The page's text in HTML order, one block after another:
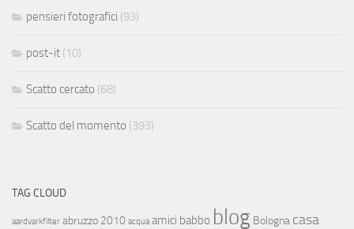
pensieri fotografici (93)
post-it (10)
Scatto cercato (68)
Scatto del momento (393)
TAG CLOUD
aardvarkfilter abruzzo 2010 acqua amici babbo blog Bologna casa